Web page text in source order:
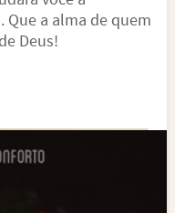
a alma de quem
Deus!